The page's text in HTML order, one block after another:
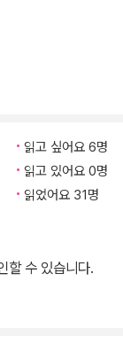
작가임을 다시금
스는 신원불명의
았지만, 그의 파
상부의 판단으로
를 옮기고, 매기라
지하는 탁월한 후
한 외상 후 스트
로에게 유대감을
미심쩍어한다.
읽고 싶어요 6명
읽고 있어요 0명
읽었어요 31명
할 수 있습니다.